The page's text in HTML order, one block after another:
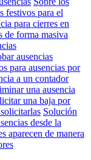
festivos para el
para cierres en
de forma masiva
ausencias
para ausencias por
a un contador
una ausencia
una baja por
Solución
desde la
aparecen de manera